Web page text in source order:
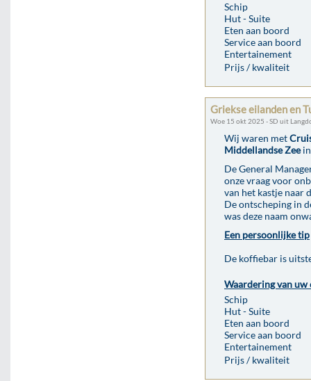
Schip
Hut - Suite
Eten aan boord
Service aan boord
Entertainement
Prijs / kwaliteit
Griekse eilanden en
Woe 15 okt 2025 - SD uit
Wij waren met
Middellandse Zeein
De General
onze vraag voor
van het kastje naar
De ontscheping in
was deze naam
Een persoonlijke tip
De koffiebar is
Waardering van uw
Schip
Hut - Suite
Eten aan boord
Service aan boord
Entertainement
Prijs / kwaliteit